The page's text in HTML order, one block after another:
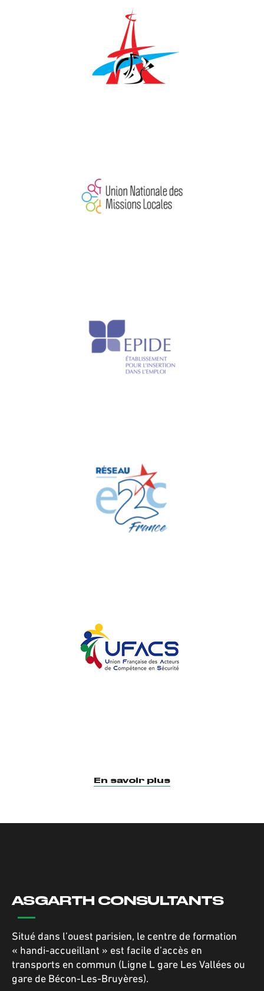
En savoir plus
ASGARTH CONSULTANTS
Situé dans l’ouest parisien, le centre de formation
« handi-accueillant » est facile d’accès en
transports en commun (Ligne L gare Les Vallées ou
gare de Bécon-Les-Bruyères).